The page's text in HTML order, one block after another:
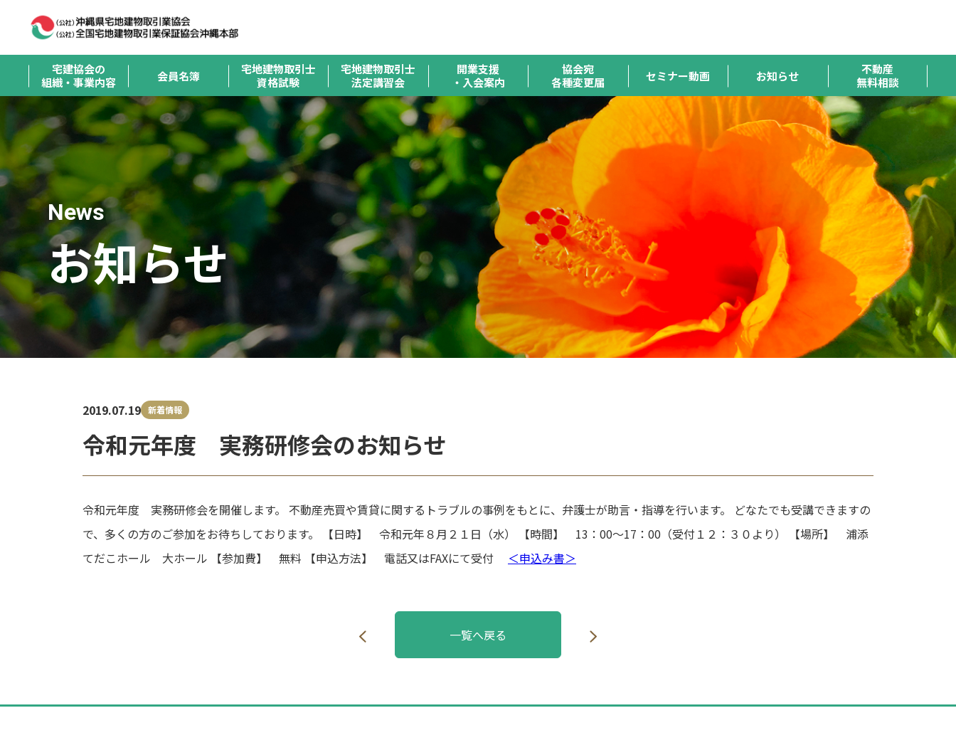
宅建協会の
組織・事業内容
会員名簿
宅地建物取引士
資格試験
宅地建物取引士
法定講習会
開業支援
・入会案内
協会宛
各種変更届
セミナー動画 お知らせ
不動産
無料相談
News
お知らせ
令和元年度 実務研修会のお知らせ
2019.07.19 新着情報
令和元年度 実務研修会を開催します。 不動産売買や賃貸に関するトラブルの事例をもとに、弁護士が助言・指導を行います。 どなたでも受講できますの
で、多くの方のご参加をお待ちしております。 【日時】 令和元年８月２１日（水） 【時間】 13：00～17：00（受付１２：３０より） 【場所】 浦添
てだこホール 大ホール 【参加費】 無料 【申込方法】 電話又はFAXにて受付 ＜申込み書＞
ー
一覧へ戻る